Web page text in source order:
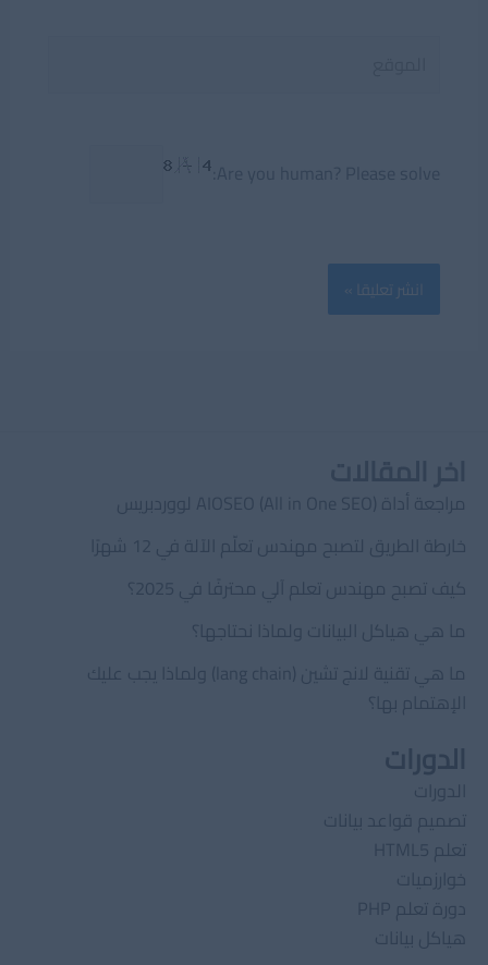
مراجعة أداة AIOSEO (All in One SEO) لووردبريس
خارطة الطريق لتصبح مهندس تعلّم الآلة في 12 شهرًا
كيف تصبح مهندس تعلم آلي محترفًا في 2025؟
ما هي هياكل البيانات ولماذا نحتاجها؟
ما هي تقنية لانج تشين (lang chain) ولماذا يجب عليك
الإهتمام بها؟
الدورات
الدورات
تصميم قواعد بيانات
تعلم HTML5
خوارزميات
دورة تعلم PHP
هياكل بيانات